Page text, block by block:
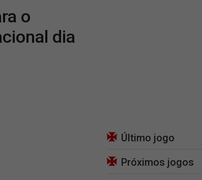
o
dia
Último jogo
Próximos jogos